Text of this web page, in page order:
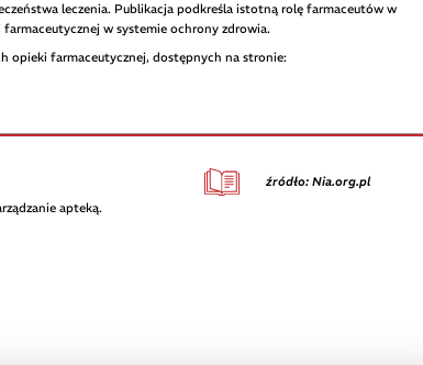
leczenia. Publikacja podkreśla istotną rolę farmaceutów w
w systemie ochrony zdrowia.
opieki farmaceutycznej, dostępnych na stronie:
apteką.
źródło: Nia.org.pl